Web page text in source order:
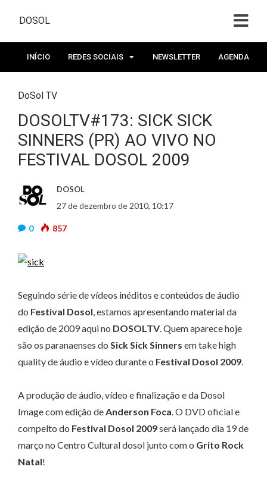
DOSOL
INÍCIO REDES SOCIAIS NEWSLETTER AGENDA
DoSol TV
DOSOLTV#173: SICK SICK
SINNERS (PR) AO VIVO NO
FESTIVAL DOSOL 2009
DOSOL
27 de dezembro de 2010, 10:17
0 857
Seguindo série de vídeos inéditos e conteúdos de áudio
do Festival Dosol, estamos apresentando material da
edição de 2009 aqui no DOSOLTV. Quem aparece hoje
são os paranaenses do Sick Sick Sinners em take high
quality de áudio e vídeo durante o Festival Dosol 2009.
A produção de áudio, vídeo e finalização e da Dosol
Image com edição deAnderson Foca. O DVD oficial e
compelto do Festival Dosol 2009será lançado dia 19 de
março no Centro Cultural dosol junto com o Grito Rock
Natal!